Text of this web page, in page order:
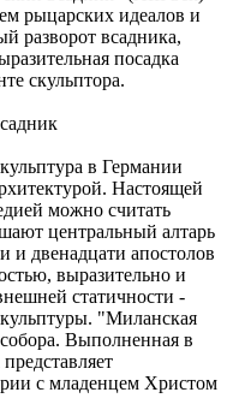
рыцарских идеалов и
разворот всадника,
посадка
скульптора.
в Германии
Настоящей
можно считать
центральный алтарь
двенадцати апостолов
выразительно и
статичности -
"Миланская
Выполненная в
с младенцем Христом